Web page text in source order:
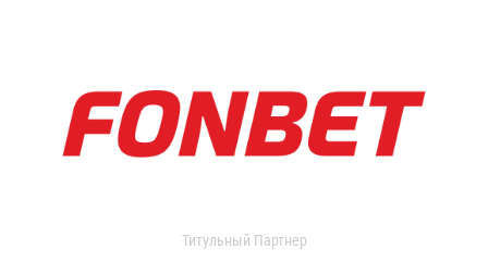
Титульный Партнер